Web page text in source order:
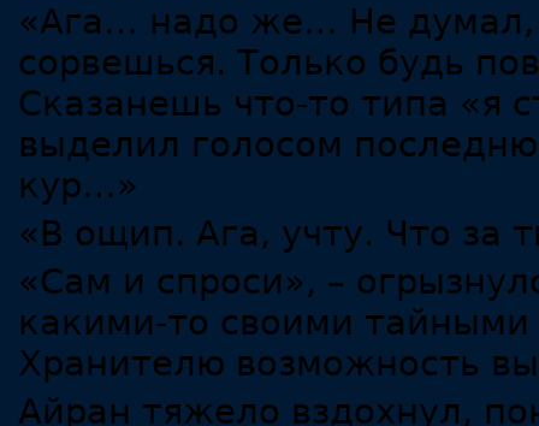
«Ага… надо же… Не думал,
сорвешься. Только будь
Сказанешь что-то типа «я
выделил голосом
кур…»
«В ощип. Ага, учту. Что за
«Сам и спроси», –
какими-то своими
Хранителю возможность
Айран тяжело вздохнул,